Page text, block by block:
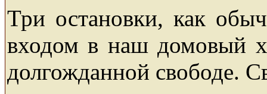
Три остановки, как
входом в наш домовый
долгожданной свободе.